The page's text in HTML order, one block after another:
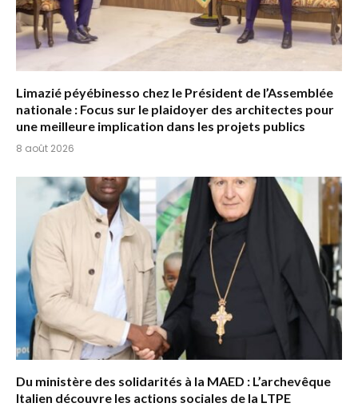
Limazié péyébinesso chez le Président de l’Assemblée
nationale : Focus sur le plaidoyer des architectes pour
une meilleure implication dans les projets publics
8 août 2026
Du ministère des solidarités à la MAED : L’archevêque
Italien découvre les actions sociales de la LTPE